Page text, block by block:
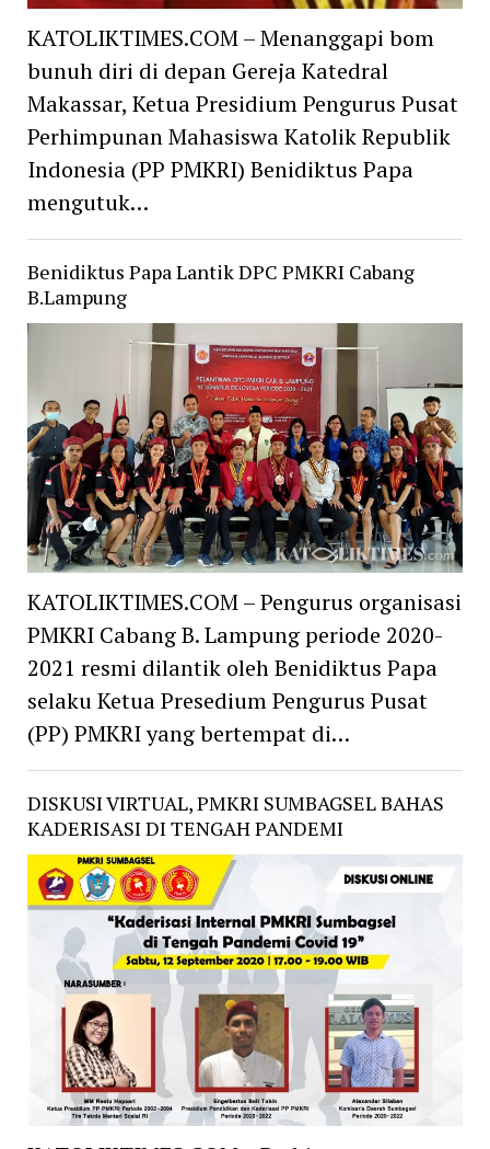
KATOLIKTIMES.COM – Menanggapi bom
bunuh diri di depan Gereja Katedral
Makassar, Ketua Presidium Pengurus Pusat
Perhimpunan Mahasiswa Katolik Republik
Indonesia (PP PMKRI) Benidiktus Papa
mengutuk…
Benidiktus Papa Lantik DPC PMKRI Cabang
B.Lampung
KATOLIKTIMES.COM – Pengurus organisasi
PMKRI Cabang B. Lampung periode 2020-
2021 resmi dilantik oleh Benidiktus Papa
selaku Ketua Presedium Pengurus Pusat
(PP) PMKRI yang bertempat di…
DISKUSI VIRTUAL, PMKRI SUMBAGSEL BAHAS
KADERISASI DI TENGAH PANDEMI